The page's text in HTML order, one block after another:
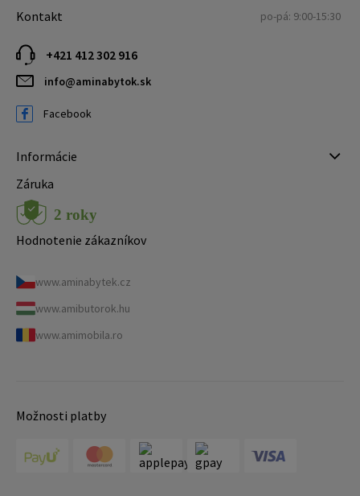
Kontakt po-pá: 9:00-15:30
+421 412 302 916
info@aminabytok.sk
Facebook
Informácie
Záruka
Hodnotenie zákazníkov
www.aminabytek.cz
www.amibutorok.hu
www.amimobila.ro
Možnosti platby